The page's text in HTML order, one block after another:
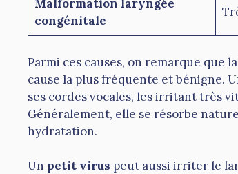
Malformation laryngée
congénitale
Parmi ces causes, on remarque que la
cause la plus fréquente et bénigne.
ses cordes vocales, les irritant très
Généralement, elle se résorbe
hydratation.
Un petit virus peut aussi irriter le